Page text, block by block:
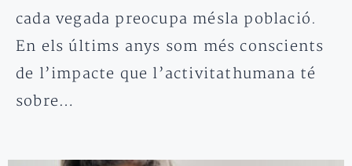
cada vegada preocupa mésla població.
En els últims anys som més conscients
de l’impacte que l’activitathumana té
sobre…